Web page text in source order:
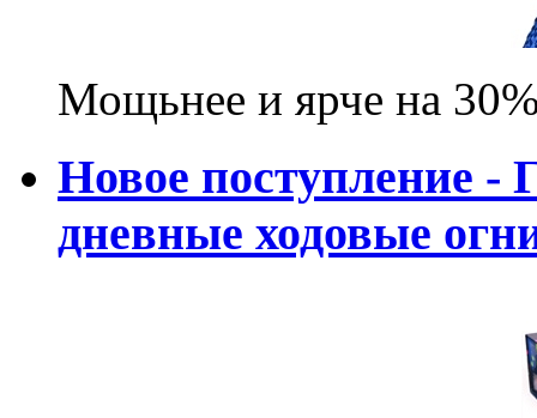
Мощьнее и ярче на
Новое поступление -
дневные ходовые